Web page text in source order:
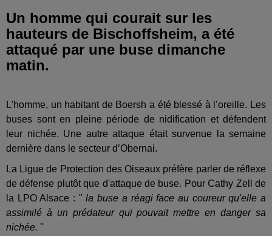
Un homme qui courait sur les
hauteurs de Bischoffsheim, a été
attaqué par une buse dimanche
matin.
L'homme, un habitant de Boersh a été blessé à l’oreille. Les
buses sont en pleine période de nidification et défendent
leur nichée. Une autre attaque était survenue la semaine
dernière dans le secteur d’Obernai.
La Ligue de Protection des Oiseaux préfère parler de réflexe
de défense plutôt que d'attaque de buse. Pour Cathy Zell de
la LPO Alsace : "la buse a réagi face au coureur qu'elle a
assimilé à un prédateur qui pouvait mettre en danger sa
nichée. "